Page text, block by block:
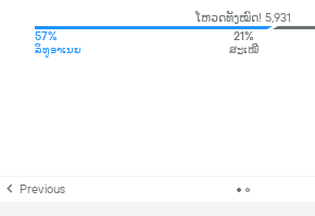
ໂຫວດທັງໝົດ! 5,931
57%
ລິທູອາເນຍ
21%
ສະເໝີ
Previous